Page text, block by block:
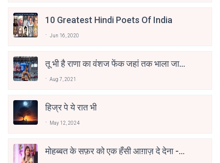
10 Greatest Hindi Poets Of India
Jun 16, 2020
तू भी है राणा का वंशज फेंक जहां तक भाला जाए:
Aug 7, 2021
हिज्र पे ये रात भी
May 12, 2024
मोहब्बत के सफ़र को एक हँसी आग़ाज़ दे देना -